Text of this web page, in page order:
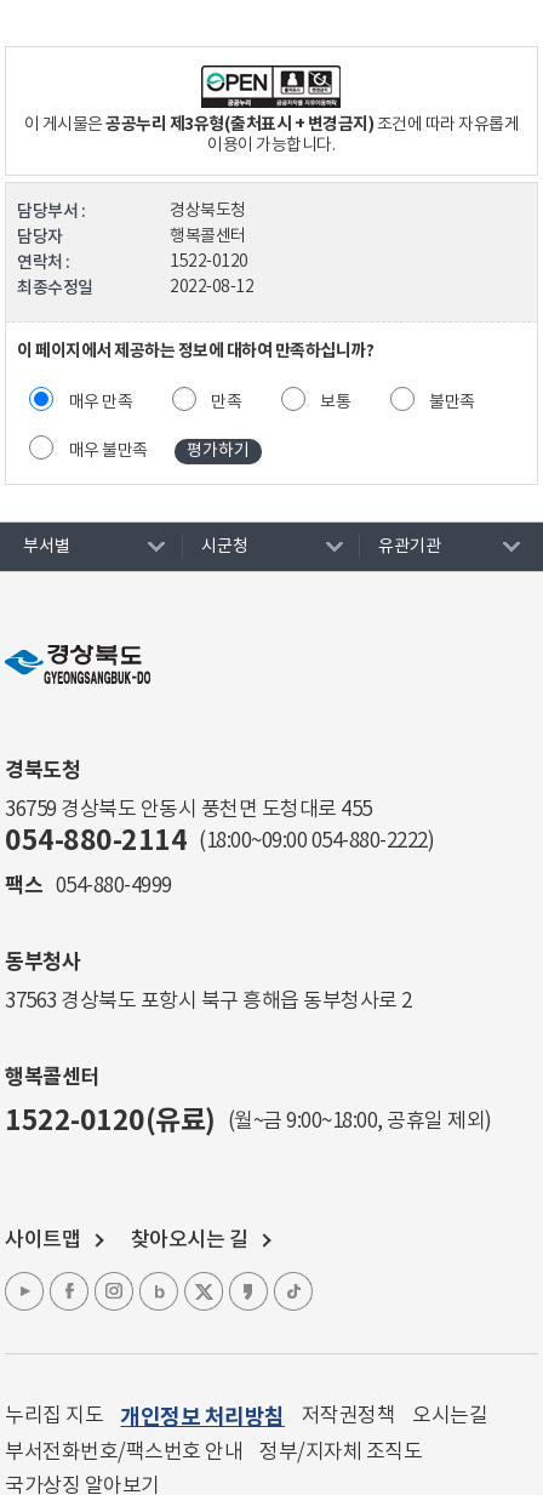
이 게시물은공공누리 제3유형(출처표시 + 변경금지)조건에 따라 자유롭게
이용이 가능합니다.
담당부서 : 경상북도청
담당자 행복콜센터
연락처 : 1522-0120
최종수정일 2022-08-12
이 페이지에서 제공하는 정보에 대하여 만족하십니까?
매우 만족 만족 보통 불만족
매우 불만족
부서별 시군청 유관기관
경북도청
36759 경상북도 안동시 풍천면 도청대로 455
054-880-2114 (18:00~09:00 054-880-2222)
팩스 054-880-4999
동부청사
37563 경상북도 포항시 북구 흥해읍 동부청사로 2
행복콜센터
1522-0120(유료) (월~금 9:00~18:00, 공휴일 제외)
사이트맵 찾아오시는 길
누리집 지도 개인정보 처리방침 저작권정책
오시는길
부서전화번호/팩스번호 안내
정부/지자체 조직도
국가상징 알아보기